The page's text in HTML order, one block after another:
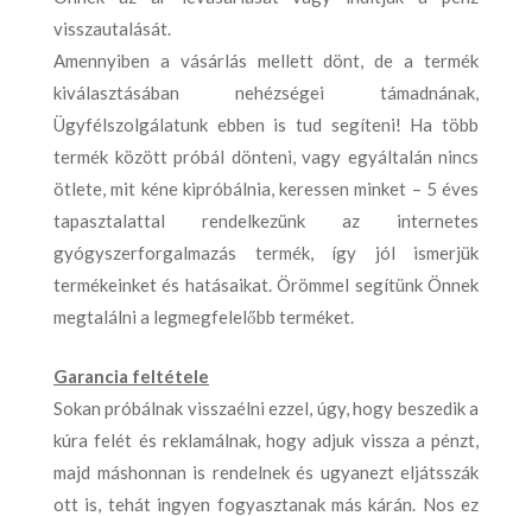
visszautalását.
Amennyiben a vásárlás mellett dönt, de a termék
kiválasztásában nehézségei támadnának,
Ügyfélszolgálatunk ebben is tud segíteni! Ha több
termék között próbál dönteni, vagy egyáltalán nincs
ötlete, mit kéne kipróbálnia, keressen minket – 5 éves
tapasztalattal rendelkezünk az internetes
gyógyszerforgalmazás termék, így jól ismerjük
termékeinket és hatásaikat. Örömmel segítünk Önnek
megtalálni a legmegfelelőbb terméket.
Garancia feltétele
Sokan próbálnak visszaélni ezzel, úgy, hogy beszedik a
kúra felét és reklamálnak, hogy adjuk vissza a pénzt,
majd máshonnan is rendelnek és ugyanezt eljátsszák
ott is, tehát ingyen fogyasztanak más kárán. Nos ez